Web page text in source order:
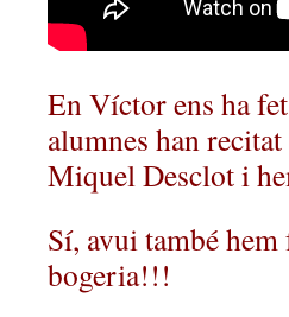
En Víctor ens ha
alumnes han
Miquel Desclot i
Sí, avui també
bogeria!!!